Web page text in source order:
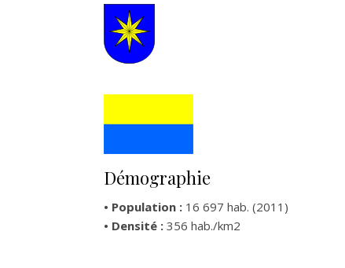
Démographie
• Population : 16 697 hab. (2011)
• Densité : 356 hab./km2